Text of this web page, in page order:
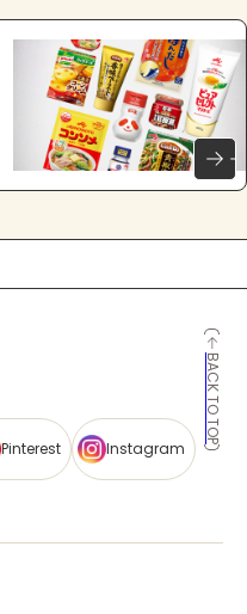
BACK TO TOP
Pinterest Instagram